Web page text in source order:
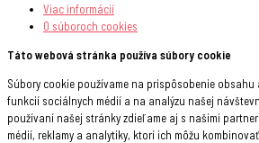
Viac informácií
O súboroch cookies
Táto webová stránka používa súbory cookie
Súbory cookie používame na prispôsobenie
funkcií sociálnych médií a na analýzu našej
používaní našej stránky zdieľame aj s našimi
médií, reklamy a analytiky, ktorí ich môžu